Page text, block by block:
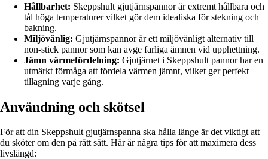
Hållbarhet: Skeppshult gjutjärnspannor är extremt hållbara och
tål höga temperaturer vilket gör dem idealiska för stekning och
bakning.
Miljövänlig: Gjutjärnspannor är ett miljövänligt alternativ till
non-stick pannor som kan avge farliga ämnen vid upphettning.
Jämn värmefördelning: Gjutjärnet i Skeppshult pannor har en
utmärkt förmåga att fördela värmen jämnt, vilket ger perfekt
tillagning varje gång.
Användning och skötsel
För att din Skeppshult gjutjärnspanna ska hålla länge är det viktigt att
du sköter om den på rätt sätt. Här är några tips för att maximera dess
livslängd: